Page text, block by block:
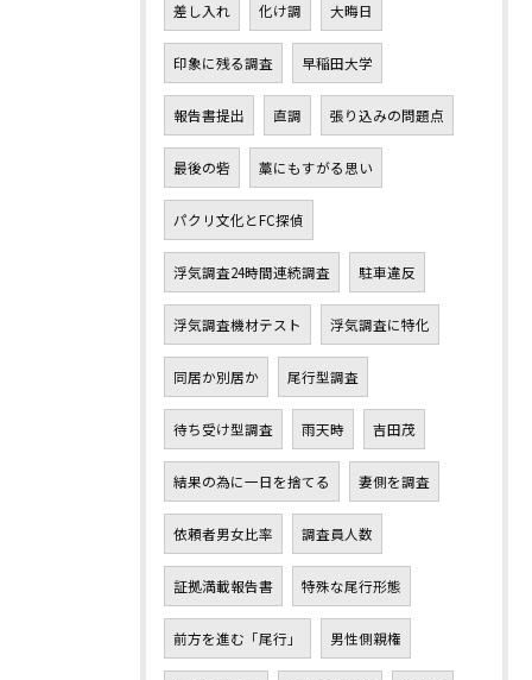
差し入れ 化け調 大晦日
印象に残る調査 早稲田大学
報告書提出 直調 張り込みの問題点
最後の砦 藁にもすがる思い
パクリ文化とFC探偵
浮気調査24時間連続調査 駐車違反
浮気調査機材テスト 浮気調査に特化
同居か別居か 尾行型調査
待ち受け型調査 雨天時 吉田茂
結果の為に一日を捨てる 妻側を調査
依頼者男女比率 調査員人数
証拠満載報告書 特殊な尾行形態
前方を進む「尾行」 男性側親権